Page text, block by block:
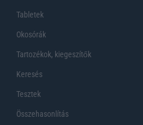
Tabletek
Okosórák
Tartozékok, kiegeszítők
Keresés
Tesztek
Összehasonlítás